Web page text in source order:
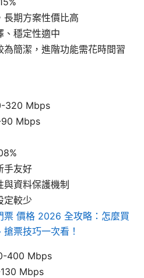
長期方案性價比高
、穩定性適中
為簡潔，進階功能需花時間習
320 Mbps
90 Mbps
手友好
與資料保護機制
定較少
票 價格 2026 全攻略：怎麼買
票技巧一次看！
400 Mbps
Mbps